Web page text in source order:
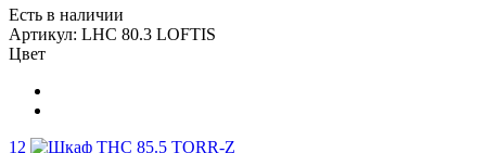
Есть в наличии
Артикул: LHC 80.3 LOFTIS
Цвет
12